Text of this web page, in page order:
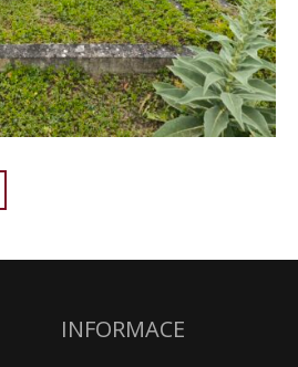
zakázku
INFORMACE